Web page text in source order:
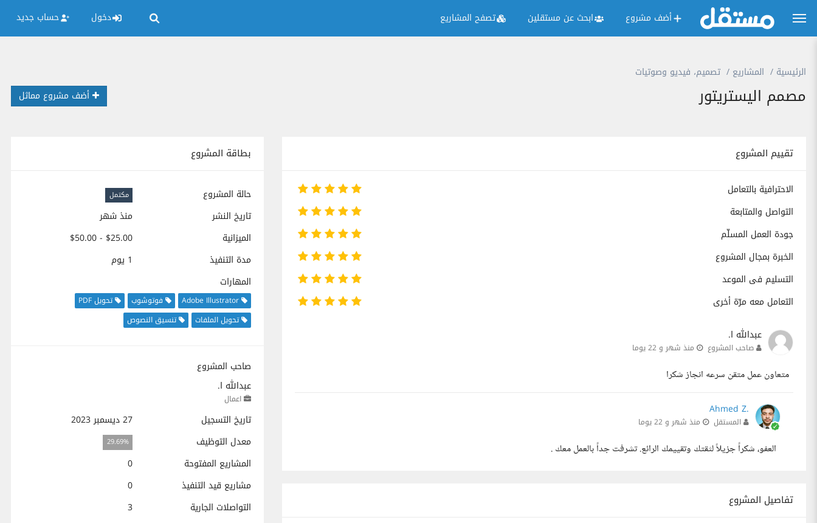
أضف مشروع ابحث عن مستقلين تصفح المشاريع دخول حساب جديد
الرئيسية المشاريع تصميم، فيديو وصوتيات
مصمم اليستريتور أضف مشروع مماثل
بطاقة المشروع
حالة المشروع مكتمل
تاريخ النشر
منذ شهر
الميزانية
$25.00 - $50.00
مدة التنفيذ
1 يوم
المهارات
Adobe Illustrator فوتوشوب
تحويل PDF
تحويل الملفات
تنسيق النصوص
صاحب المشروع
عبدالله ا.
اعمال
تاريخ التسجيل
27 ديسمبر 2023
معدل التوظيف
29.69%
المشاريع المفتوحة
0
مشاريع قيد التنفيذ
0
التواصلات الجارية
3
تقييم المشروع
الاحترافية بالتعامل
التواصل والمتابعة
جودة العمل المسلّم
الخبرة بمجال المشروع
التسليم فى الموعد
التعامل معه مرّة أخرى
عبدالله ا.
صاحب المشروع منذ شهر و 22 يوما
متعاون عمل متقن سرعه انجاز شكرا
Ahmed Z.
المستقل منذ شهر و 22 يوما
العفو، شكراً جزيلاً لثقتك وتقييمك الرائع. تشرفت جداً بالعمل معك .
تفاصيل المشروع